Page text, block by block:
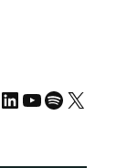
LinkedIn
YouTube
Spotify
X